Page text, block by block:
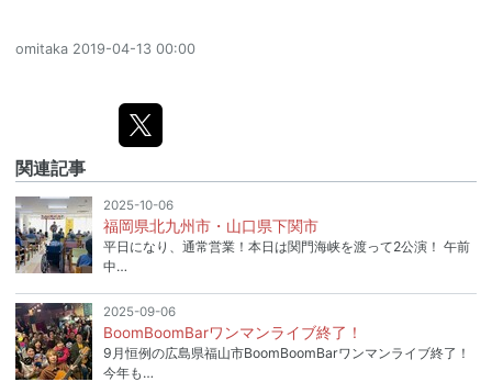
omitaka 2019-04-13 00:00
関連記事
2025-10-06
福岡県北九州市・山口県下関市
平日になり、通常営業！本日は関門海峡を渡って2公演！ 午前
中…
2025-09-06
BoomBoomBarワンマンライブ終了！
9月恒例の広島県福山市BoomBoomBarワンマンライブ終了！
今年も…